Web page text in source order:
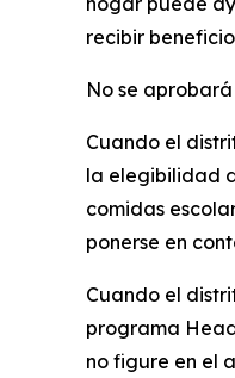
recibir
No se
Cuando el
la elegibilidad
comidas
ponerse en
Cuando el
programa
no figure en el